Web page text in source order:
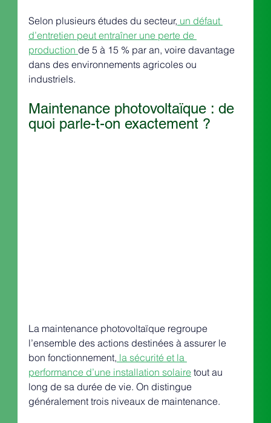
Selon plusieurs études du secteur, un défaut
d’entretien peut entraîner une perte de
production de 5 à 15 % par an, voire davantage
dans des environnements agricoles ou
industriels.
Maintenance photovoltaïque : de
quoi parle-t-on exactement ?
La maintenance photovoltaïque regroupe
l’ensemble des actions destinées à assurer le
bon fonctionnement, la sécurité et la
performance d’une installation solaire tout au
long de sa durée de vie. On distingue
généralement trois niveaux de maintenance.